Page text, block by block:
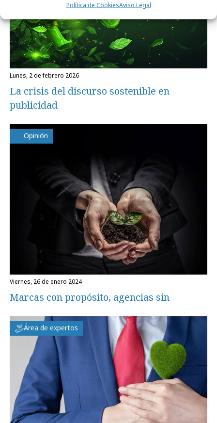
Política de CookiesAviso Legal
lunes, 2 de febrero 2026
La crisis del discurso sostenible en
publicidad
Opinión
viernes, 26 de enero 2024
Marcas con propósito, agencias sin
Área de expertos